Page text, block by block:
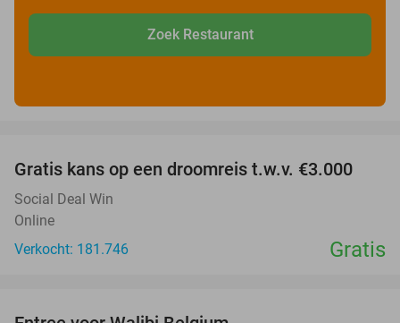
Zoek Restaurant
Gratis kans op een droomreis t.w.v. €3.000
Social Deal Win
Online
Verkocht: 181.746
Gratis